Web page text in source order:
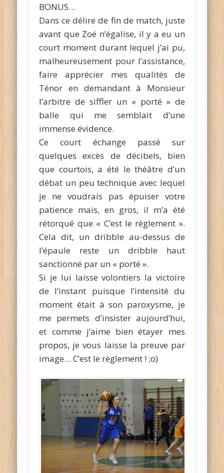
BONUS…
Dans ce délire de fin de match, juste
avant que Zoé n’égalise, il y a eu un
court moment durant lequel j’ai pu,
malheureusement pour l’assistance,
faire apprécier mes qualités de
Ténor en demandant à Monsieur
l’arbitre de siffler un « porté » de
balle qui me semblait d’une
immense évidence.
Ce court échange passé sur
quelques excès de décibels, bien
que courtois, a été le théâtre d’un
débat un peu technique avec lequel
je ne voudrais pas épuiser votre
patience mais, en gros, il m’a été
rétorqué que « C’est le règlement ».
Cela dit, un dribble au-dessus de
l’épaule reste un dribble haut
sanctionné par un « porté ».
Si je lui laisse volontiers la victoire
de l’instant puisque l’intensité du
moment était à son paroxysme, je
me permets d’insister aujourd’hui,
et comme j’aime bien étayer mes
propos, je vous laisse la preuve par
image… C’est le règlement ! ;o)